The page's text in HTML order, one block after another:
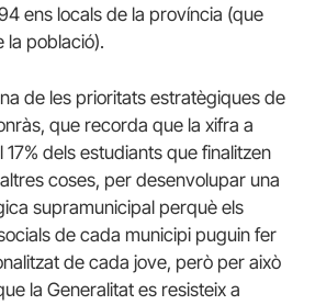
ens locals de la província (que
la població).
de les prioritats estratègiques de
que recorda que la xifra a
17% dels estudiants que finalitzen
altres coses, per desenvolupar una
supramunicipal perquè els
de cada municipi puguin fer
de cada jove, però per això
la Generalitat es resisteix a